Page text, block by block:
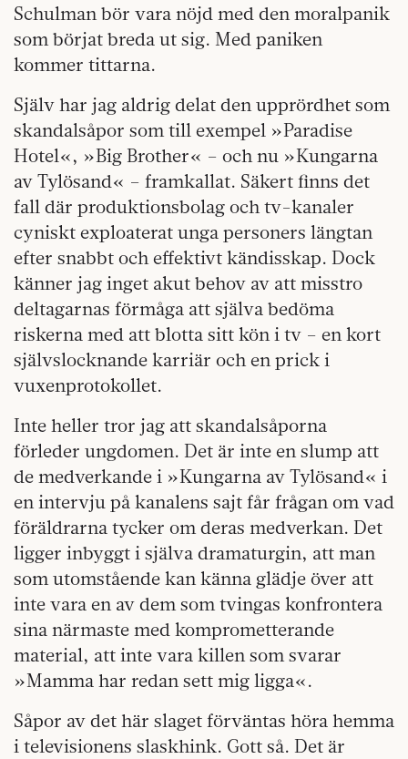
Schulman bör vara nöjd med den moralpanik
som börjat breda ut sig. Med paniken
kommer tittarna.
Själv har jag aldrig delat den upprördhet som
skandalsåpor som till exempel »Paradise
Hotel«, »Big Brother« – och nu »Kungarna
av Tylösand« – framkallat. Säkert finns det
fall där produktionsbolag och tv-kanaler
cyniskt exploaterat unga personers längtan
efter snabbt och effektivt kändisskap. Dock
känner jag inget akut behov av att misstro
deltagarnas förmåga att själva bedöma
riskerna med att blotta sitt kön i tv – en kort
självslocknande karriär och en prick i
vuxenprotokollet.
Inte heller tror jag att skandalsåporna
förleder ungdomen. Det är inte en slump att
de medverkande i »Kungarna av Tylösand« i
en intervju på kanalens sajt får frågan om vad
föräldrarna tycker om deras medverkan. Det
ligger inbyggt i själva dramaturgin, att man
som utomstående kan känna glädje över att
inte vara en av dem som tvingas konfrontera
sina närmaste med komprometterande
material, att inte vara killen som svarar
»Mamma har redan sett mig ligga«.
Såpor av det här slaget förväntas höra hemma
i televisionens slaskhink. Gott så. Det är